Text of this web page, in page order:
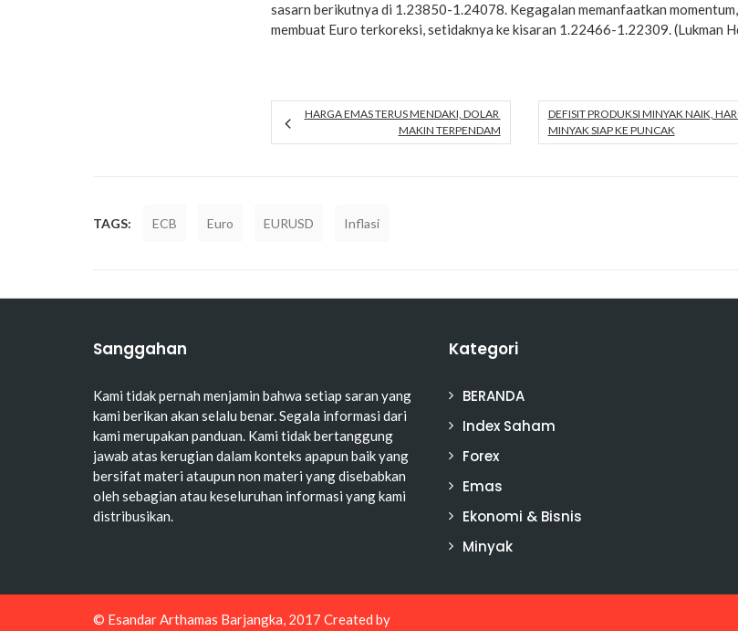
sasarn berikutnya di 1.23850-1.24078. Kegagalan memanfaatkan
membuat Euro terkoreksi, setidaknya ke kisaran 1.22466-1.22309. (Lukman
HARGA EMAS TERUS MENDAKI, DOLAR
MAKIN TERPENDAM
DEFISIT PRODUKSI MINYAK NAIK,
MINYAK SIAP KE PUNCAK
TAGS: ECB Euro EURUSD Inflasi
Sanggahan
Kami tidak pernah menjamin bahwa setiap saran yang
kami berikan akan selalu benar. Segala informasi dari
kami merupakan panduan. Kami tidak bertanggung
jawab atas kerugian dalam konteks apapun baik yang
bersifat materi ataupun non materi yang disebabkan
oleh sebagian atau keseluruhan informasi yang kami
distribusikan.
Kategori
BERANDA
Index Saham
Forex
Emas
Ekonomi & Bisnis
Minyak
© Esandar Arthamas Barjangka, 2017 Created by